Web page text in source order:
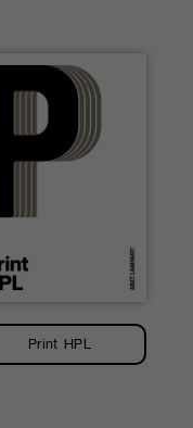
Print HPL